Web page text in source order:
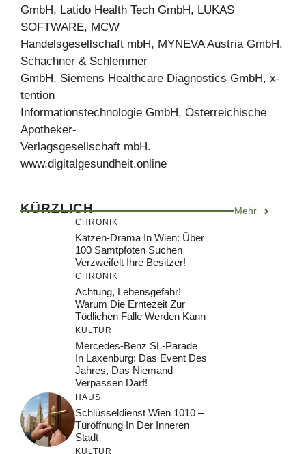
GmbH, Latido Health Tech GmbH, LUKAS
SOFTWARE, MCW
Handelsgesellschaft mbH, MYNEVA Austria GmbH,
Schachner & Schlemmer
GmbH, Siemens Healthcare Diagnostics GmbH, x-
tention
Informationstechnologie GmbH, Österreichische
Apotheker-
Verlagsgesellschaft mbH.
www.digitalgesundheit.online
KÜRZLICH Mehr
CHRONIK
Katzen-Drama In Wien: Über
100 Samtpfoten Suchen
Verzweifelt Ihre Besitzer!
CHRONIK
Achtung, Lebensgefahr!
Warum Die Erntezeit Zur
Tödlichen Falle Werden Kann
KULTUR
Mercedes-Benz SL-Parade
In Laxenburg: Das Event Des
Jahres, Das Niemand
Verpassen Darf!
HAUS
Schlüsseldienst Wien 1010 –
Türöffnung In Der Inneren
Stadt
KULTUR